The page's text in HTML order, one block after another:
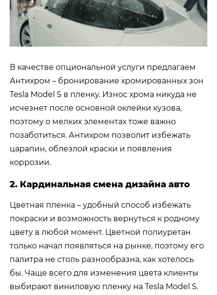
В качестве опциональной услуги предлагаем
Антихром – бронирование хромированных зон
Tesla Model S в пленку. Износ хрома никуда не
исчезнет после основной оклейки кузова,
поэтому о мелких элементах тоже важно
позаботиться. Антихром позволит избежать
царапин, облезлой краски и появления
коррозии.
2. Кардинальная смена дизайна авто
Цветная пленка – удобный способ избежать
покраски и возможность вернуться к родному
цвету в любой момент. Цветной полиуретан
только начал появляться на рынке, поэтому его
палитра не столь разнообразна, как хотелось
бы. Чаще всего для изменения цвета клиенты
выбирают виниловую пленку на Tesla Model S.